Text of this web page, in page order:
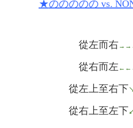
★ののののの vs.
從左而右
從右而左
從左上至右下
從右上至左下